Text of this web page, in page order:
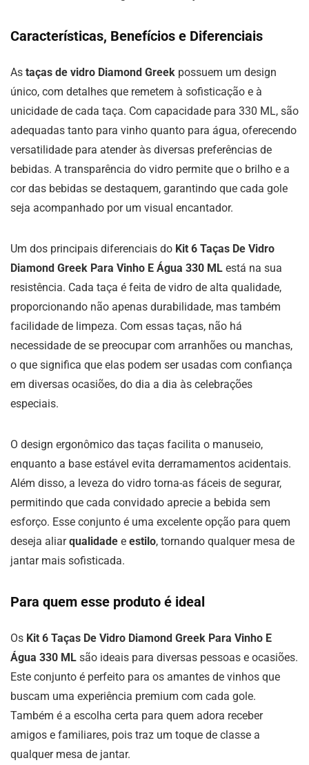
Características, Benefícios e Diferenciais
As taças de vidro Diamond Greek possuem um design
único, com detalhes que remetem à sofisticação e à
unicidade de cada taça. Com capacidade para 330 ML, são
adequadas tanto para vinho quanto para água, oferecendo
versatilidade para atender às diversas preferências de
bebidas. A transparência do vidro permite que o brilho e a
cor das bebidas se destaquem, garantindo que cada gole
seja acompanhado por um visual encantador.
Um dos principais diferenciais do Kit 6 Taças De Vidro
Diamond Greek Para Vinho E Água 330 ML está na sua
resistência. Cada taça é feita de vidro de alta qualidade,
proporcionando não apenas durabilidade, mas também
facilidade de limpeza. Com essas taças, não há
necessidade de se preocupar com arranhões ou manchas,
o que significa que elas podem ser usadas com confiança
em diversas ocasiões, do dia a dia às celebrações
especiais.
O design ergonômico das taças facilita o manuseio,
enquanto a base estável evita derramamentos acidentais.
Além disso, a leveza do vidro torna-as fáceis de segurar,
permitindo que cada convidado aprecie a bebida sem
esforço. Esse conjunto é uma excelente opção para quem
deseja aliarqualidade e estilo, tornando qualquer mesa de
jantar mais sofisticada.
Para quem esse produto é ideal
Os Kit 6 Taças De Vidro Diamond Greek Para Vinho E
Água 330 ML são ideais para diversas pessoas e ocasiões.
Este conjunto é perfeito para os amantes de vinhos que
buscam uma experiência premium com cada gole.
Também é a escolha certa para quem adora receber
amigos e familiares, pois traz um toque de classe a
qualquer mesa de jantar.